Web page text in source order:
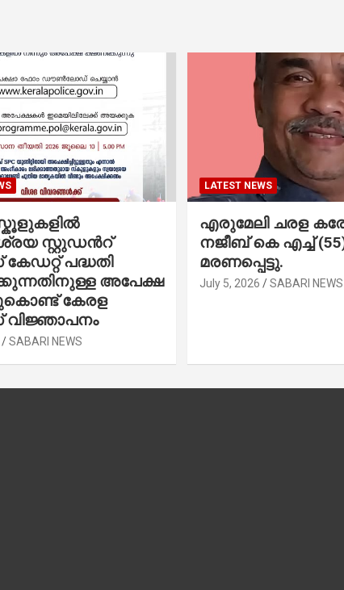
സ്റ്റുഡന്‍റ്
പദ്ധതി
അപേക്ഷ
കേരള
SABARI NEWS
LATEST NEWS
എരുമേലി ചരള
നജീബ് കെ എച്ച്
മരണപ്പെട്ടു.
July 5, 2026 SABARI NEWS